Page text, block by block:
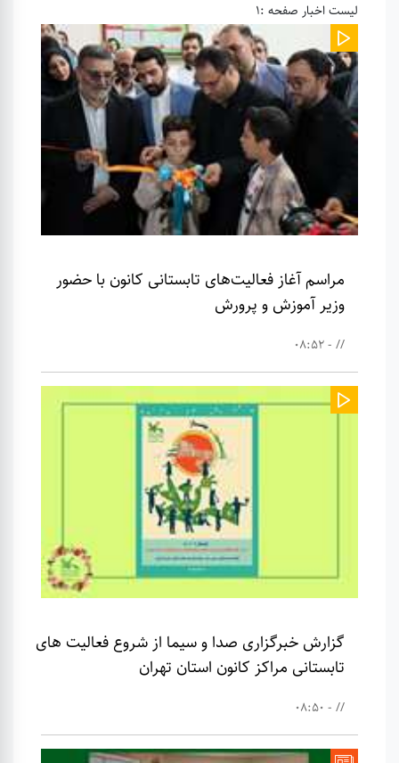
لیست اخبار صفحه :1
مراسم آغاز فعالیت‌های تابستانی کانون با حضور
وزیر آموزش و پرورش
// - 08:52
گزارش خبرگزاری صدا و سیما از شروع فعالیت های
تابستانی مراکز کانون استان تهران
// - 08:50